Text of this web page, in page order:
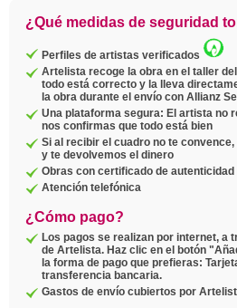
¿Qué medidas de seguridad
Perfiles de artistas verificados
Artelista recoge la obra en el taller
todo está correcto y la lleva
la obra durante el envío con Allianz
Una plataforma segura: El artista no
nos confirmas que todo está bien
Si al recibir el cuadro no te
y te devolvemos el dinero
Obras con certificado de autenticidad
Atención telefónica
¿Cómo pago?
Los pagos se realizan por internet, a
de Artelista. Haz clic en el botón
la forma de pago que prefieras:
transferencia bancaria.
Gastos de envío cubiertos por